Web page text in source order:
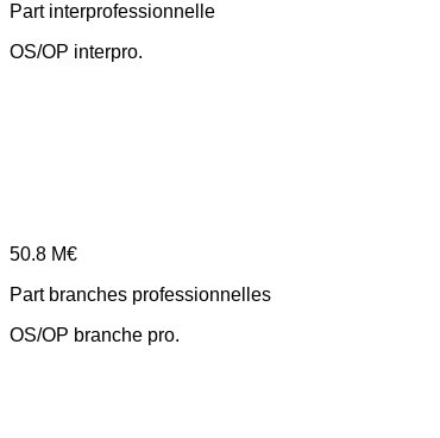
Part interprofessionnelle
OS/OP interpro.
50.8 M€
Part branches professionnelles
OS/OP branche pro.